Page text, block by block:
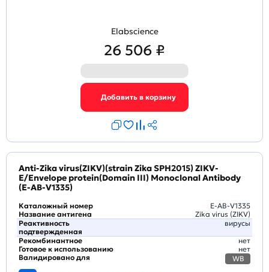
Elabscience
26 506 ₽
Anti-Zika virus(ZIKV)(strain Zika SPH2015) ZIKV-
E/Envelope protein(Domain III) Monoclonal Antibody
(E-AB-V1335)
Каталожный номер
E-AB-V1335
Название антигена
Zika virus (ZIKV)
Реактивность
подтвержденная
вирусы
Рекомбинантное
нет
Готовое к использованию
нет
Валидировано для
WB